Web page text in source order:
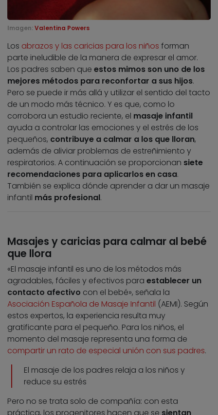
Imagen: Valentina Powers
Los abrazos y las caricias para los niños forman
parte ineludible de la manera de expresar el amor.
Los padres saben que estos mimos son uno de los
mejores métodos para reconfortar a sus hijos.
Pero se puede ir más allá y utilizar el sentido del tacto
de un modo más técnico. Y es que, como lo
corrobora un estudio reciente, el masaje infantil
ayuda a controlar las emociones y el estrés de los
pequeños, contribuye a calmar a los que lloran,
además de aliviar problemas de estreñimiento y
respiratorios. A continuación se proporcionan siete
recomendaciones para aplicarlos en casa.
También se explica dónde aprender a dar un masaje
infantil más profesional.
Masajes y caricias para calmar al bebé
que llora
«El masaje infantil es uno de los métodos más
agradables, fáciles y efectivos para establecer un
contacto afectivo con el bebé», señala la
Asociación Española de Masaje Infantil (AEMI). Según
estos expertos, la experiencia resulta muy
gratificante para el pequeño. Para los niños, el
momento del masaje representa una forma de
compartir un rato de especial unión con sus padres.
El masaje de los padres relaja a los niños y
reduce su estrés
Pero no se trata solo de compañía: con esta